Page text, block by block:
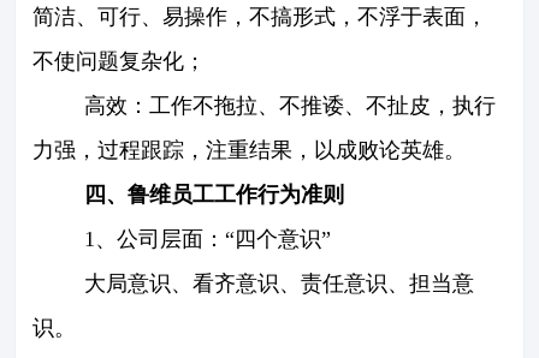
简洁、可行、易操作，不搞形式，不浮于表面，
不使问题复杂化；
高效：工作不拖拉、不推诿、不扯皮，执行
力强，过程跟踪，注重结果，以成败论英雄。
四、鲁维员工工作行为准则
1、公司层面：“四个意识”
大局意识、看齐意识、责任意识、担当意
识。
产品展示 企业文化
联系我们